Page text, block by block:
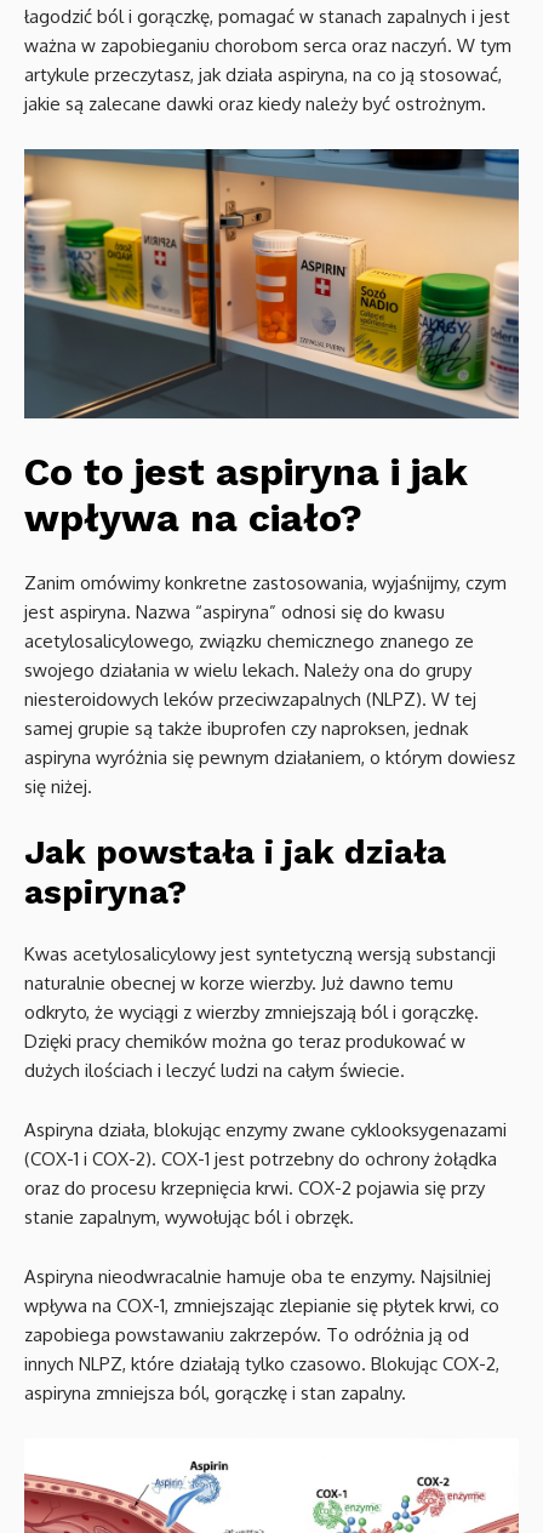
łagodzić ból i gorączkę, pomagać w stanach zapalnych i jest
ważna w zapobieganiu chorobom serca oraz naczyń. W tym
artykule przeczytasz, jak działa aspiryna, na co ją stosować,
jakie są zalecane dawki oraz kiedy należy być ostrożnym.
Co to jest aspiryna i jak
wpływa na ciało?
Zanim omówimy konkretne zastosowania, wyjaśnijmy, czym
jest aspiryna. Nazwa “aspiryna” odnosi się do kwasu
acetylosalicylowego, związku chemicznego znanego ze
swojego działania w wielu lekach. Należy ona do grupy
niesteroidowych leków przeciwzapalnych (NLPZ). W tej
samej grupie są także ibuprofen czy naproksen, jednak
aspiryna wyróżnia się pewnym działaniem, o którym dowiesz
się niżej.
Jak powstała i jak działa
aspiryna?
Kwas acetylosalicylowy jest syntetyczną wersją substancji
naturalnie obecnej w korze wierzby. Już dawno temu
odkryto, że wyciągi z wierzby zmniejszają ból i gorączkę.
Dzięki pracy chemików można go teraz produkować w
dużych ilościach i leczyć ludzi na całym świecie.
Aspiryna działa, blokując enzymy zwane cyklooksygenazami
(COX-1 i COX-2). COX-1 jest potrzebny do ochrony żołądka
oraz do procesu krzepnięcia krwi. COX-2 pojawia się przy
stanie zapalnym, wywołując ból i obrzęk.
Aspiryna nieodwracalnie hamuje oba te enzymy. Najsilniej
wpływa na COX-1, zmniejszając zlepianie się płytek krwi, co
zapobiega powstawaniu zakrzepów. To odróżnia ją od
innych NLPZ, które działają tylko czasowo. Blokując COX-2,
aspiryna zmniejsza ból, gorączkę i stan zapalny.